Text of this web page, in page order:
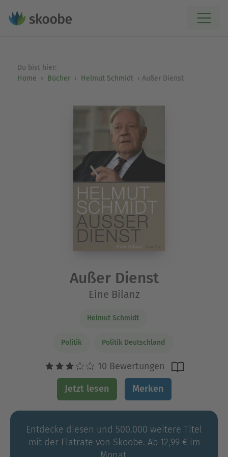
Du bist hier:
Home
Bücher Helmut Schmidt Außer Dienst
Außer Dienst
Eine Bilanz
Helmut Schmidt
Politik Politik Deutschland
10 Bewertungen
Jetzt lesen Merken
Entdecke diesen und 500.000 weitere Titel
mit der Flatrate von Skoobe. Ab 12,99 € im